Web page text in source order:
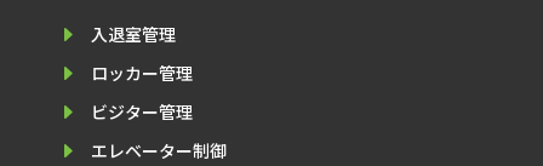
E 入退室管理
E ロッカー管理
E ビジター管理
E エレベーター制御